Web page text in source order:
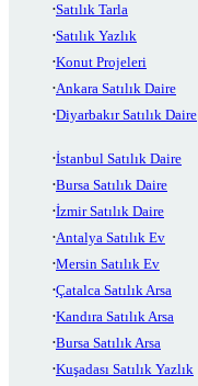
Satılık Tarla
Satılık Yazlık
Konut Projeleri
Ankara Satılık Daire
Diyarbakır Satılık Daire
İstanbul Satılık Daire
Bursa Satılık Daire
İzmir Satılık Daire
Antalya Satılık Ev
Mersin Satılık Ev
Çatalca Satılık Arsa
Kandıra Satılık Arsa
Bursa Satılık Arsa
Kuşadası Satılık Yazlık